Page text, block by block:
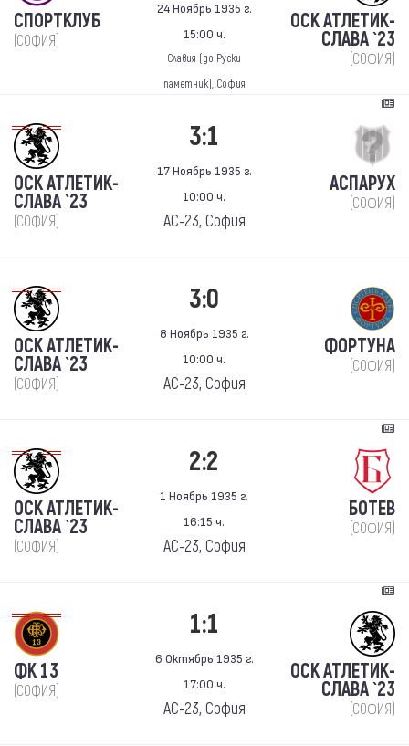
СПОРТКЛУБ
(СОФИЯ)
24 Ноябрь 1935 г.
15:00 ч.
Славия (до Руски
паметник), София
ОСК АТЛЕТИК-
СЛАВА `23
(СОФИЯ)
ОСК АТЛЕТИК-
СЛАВА `23
(СОФИЯ)
3:1
17 Ноябрь 1935 г.
10:00 ч.
АС-23, София
АСПАРУХ
(СОФИЯ)
ОСК АТЛЕТИК-
СЛАВА `23
(СОФИЯ)
3:0
8 Ноябрь 1935 г.
10:00 ч.
АС-23, София
ФОРТУНА
(СОФИЯ)
ОСК АТЛЕТИК-
СЛАВА `23
(СОФИЯ)
2:2
1 Ноябрь 1935 г.
16:15 ч.
АС-23, София
БОТЕВ
(СОФИЯ)
ФК 13
(СОФИЯ)
1:1
6 Октябрь 1935 г.
17:00 ч.
АС-23, София
ОСК АТЛЕТИК-
СЛАВА `23
(СОФИЯ)